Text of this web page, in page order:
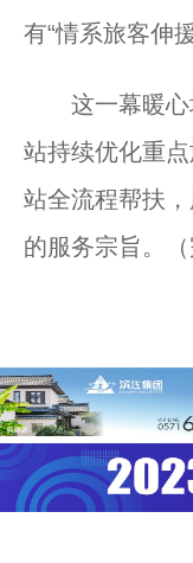
有“情系旅客伸
这一幕暖心场
站持续优化重
站全流程帮扶
的服务宗旨。（